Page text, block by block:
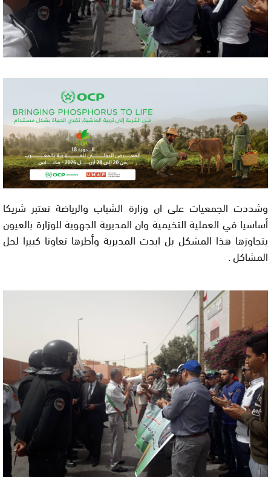
وشددت الجمعيات على ان وزارة الشباب والرياضة تعتبر شريكا
أساسيا في العملية التخيمية وان المديرية الجهوية للوزارة بالعيون
يتجاوزها هذا المشكل بل ابدت المديرية وأطرها تعاونا كبيرا لحل
المشاكل .